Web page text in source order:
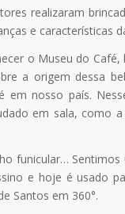
realizaram
e características
o Museu do
a origem dessa
em nosso país.
em sala, como
funicular…
e hoje é usado
Santos em 360°.